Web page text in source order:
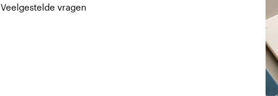
Veelgestelde vragen